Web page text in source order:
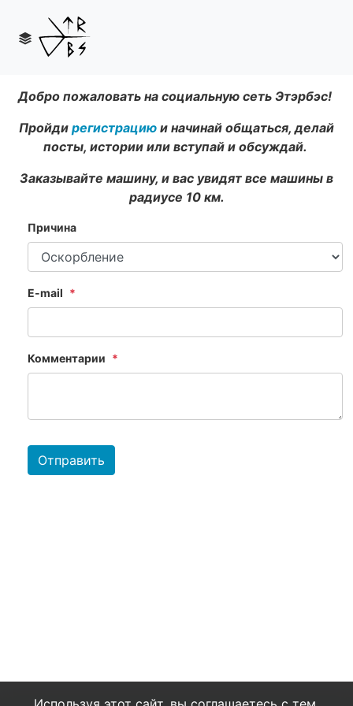
Добро пожаловать на социальную сеть Этэрбэс!
Пройди регистрацию и начинай общаться, делай
посты, истории или вступай и обсуждай.
Заказывайте машину, и вас увидят все машины в
радиусе 10 км.
Причина
E-mail
Комментарии
Отправить